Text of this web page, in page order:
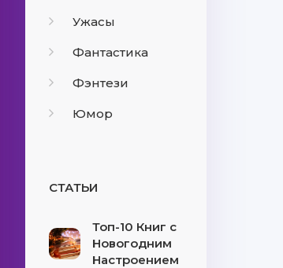
Ужасы
Фантастика
Фэнтези
Юмор
СТАТЬИ
Топ-10 Книг с
Новогодним
Настроением